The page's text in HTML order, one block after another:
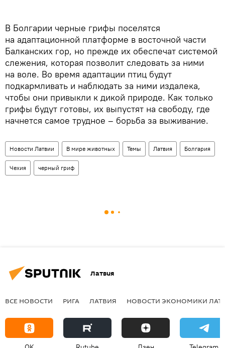
В Болгарии черные грифы поселятся
на адаптационной платформе в восточной части
Балканских гор, но прежде их обеспечат системой
слежения, которая позволит следовать за ними
на воле. Во время адаптации птиц будут
подкармливать и наблюдать за ними издалека,
чтобы они привыкли к дикой природе. Как только
грифы будут готовы, их выпустят на свободу, где
начнется самое трудное – борьба за выживание.
Новости Латвии В мире животных Темы Латвия Болгария
Чехия черный гриф
Латвия
ВСЕ НОВОСТИ РИГА ЛАТВИЯ НОВОСТИ ЭКОНОМИКИ